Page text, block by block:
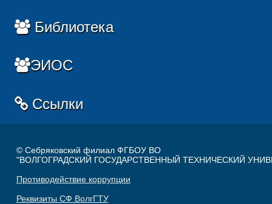
Библиотека
ЭИОС
Ссылки
© Себряковский филиал ФГБОУ ВО
"ВОЛГОГРАДСКИЙ ГОСУДАРСТВЕННЫЙ ТЕХНИЧЕСКИЙ
Противодействие коррупции
Реквизиты СФ ВолгГТУ